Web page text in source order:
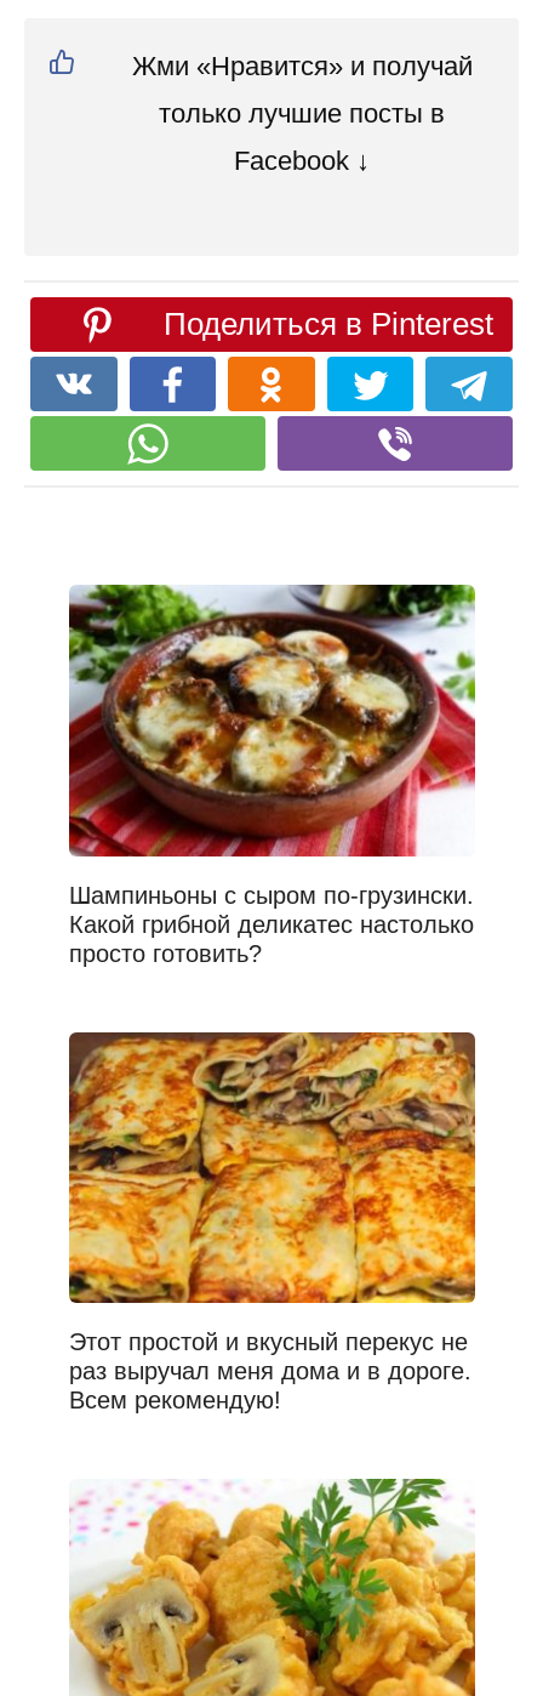
Жми «Нравится» и получай
только лучшие посты в
Facebook ↓
Поделиться в Pinterest
Шампиньоны с сыром по-грузински.
Какой грибной деликатес настолько
просто готовить?
Этот простой и вкусный перекус не
раз выручал меня дома и в дороге.
Всем рекомендую!